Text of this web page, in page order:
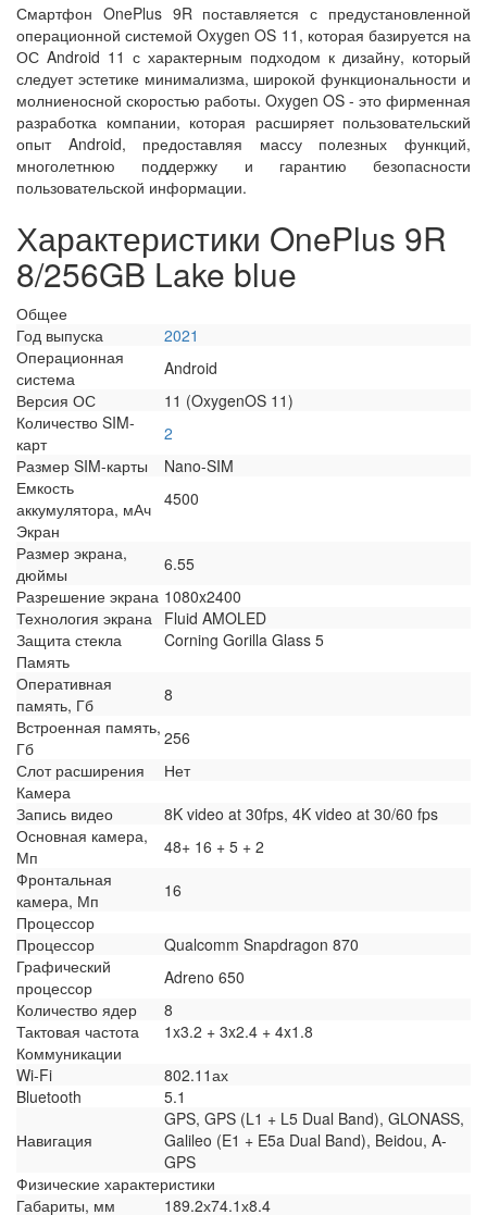
Смартфон OnePlus 9R поставляется с предустановленной
операционной системой Oxygen OS 11, которая базируется на
ОС Android 11 с характерным подходом к дизайну, который
следует эстетике минимализма, широкой функциональности и
молниеносной скоростью работы. Oxygen OS - это фирменная
разработка компании, которая расширяет пользовательский
опыт Android, предоставляя массу полезных функций,
многолетнюю поддержку и гарантию безопасности
пользовательской информации.
Характеристики OnePlus 9R
8/256GB Lake blue
Общее
Год выпуска
2021
Операционная
система
Android
Версия ОС
11 (OxygenOS 11)
Количество SIM-
карт
2
Размер SIM-карты
Nano-SIM
Емкость
аккумулятора, мАч 4500
Экран
Размер экрана,
дюймы
6.55
Разрешение экрана 1080x2400
Технология экрана
Fluid AMOLED
Защита стекла
Corning Gorilla Glass 5
Память
Оперативная
память, Гб
8
Встроенная память,
Гб
256
Слот расширения
Нет
Камера
Запись видео
8K video at 30fps, 4K video at 30/60 fps
Основная камера,
Мп
48+ 16 + 5 + 2
Фронтальная
камера, Мп
16
Процессор
Процессор
Qualcomm Snapdragon 870
Графический
процессор
Adreno 650
Количество ядер
8
Тактовая частота
1x3.2 + 3x2.4 + 4x1.8
Коммуникации
Wi-Fi
802.11ах
Bluetooth
5.1
Навигация
GPS, GPS (L1 + L5 Dual Band), GLONASS,
Galileo (E1 + E5a Dual Band), Beidou, A-
GPS
Физические характеристики
Габариты, мм
189.2х74.1х8.4